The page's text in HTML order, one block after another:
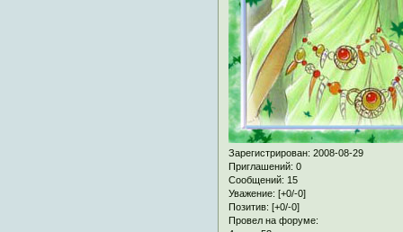
Зарегистрирован: 2008-08-29
Приглашений: 0
Сообщений: 15
Уважение: [+0/-0]
Позитив: [+0/-0]
Провел на форуме: